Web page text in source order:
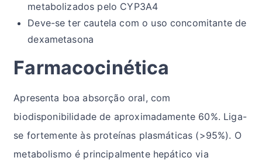
metabolizados pelo CYP3A4
Deve-se ter cautela com o uso concomitante de
dexametasona
Farmacocinética
Apresenta boa absorção oral, com
biodisponibilidade de aproximadamente 60%. Liga-
se fortemente às proteínas plasmáticas (>95%). O
metabolismo é principalmente hepático via